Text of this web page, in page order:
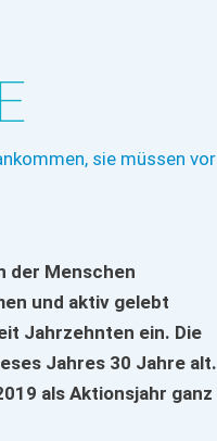
sie müssen vor
der Menschen
und aktiv gelebt
Jahrzehnten ein. Die
Jahres 30 Jahre alt.
als Aktionsjahr ganz